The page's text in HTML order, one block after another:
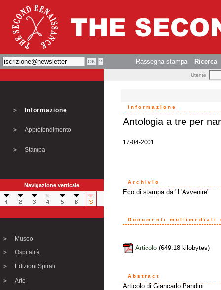
Rassegna stampa Ricerca
Utente
Informazione
Approfondimento
Stampa
Navigazione verticale
Museo
Ospitalità
Edizioni Spirali
Arte
Informazione
Antologia a tre per
17-04-2001
Archivio
Eco di stampa da "L'Avvenire"
Documenti multimediali
Articolo(649.18 kilobytes)
Abstract
Articolo di Giancarlo Pandini.